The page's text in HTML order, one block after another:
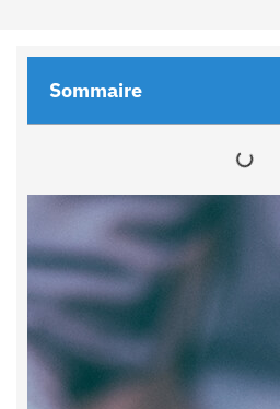
Sommaire